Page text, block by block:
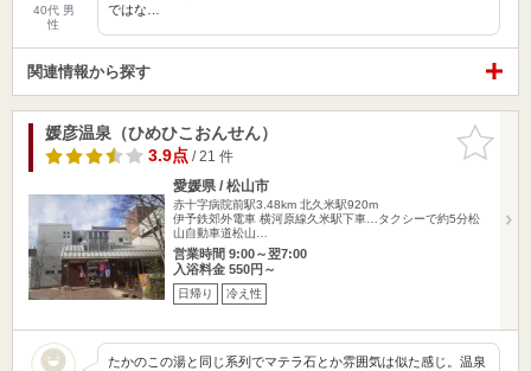
40代 男
性
ではな…
関連情報から探す
お気に入
りに追加
媛彦温泉（ひめひこおんせん）
3.9点/ 21 件
愛媛県 / 松山市
赤十字病院前駅3.48km 北久米駅920m
伊予鉄郊外電車 横河原線久米駅下車…タクシーで約5分松
山自動車道松山…
営業時間 9:00～翌7:00
入浴料金 550円～
日帰り 冷え性
たかのこの湯と同じ系列でマテラ石とか雰囲気は似た感じ。温泉